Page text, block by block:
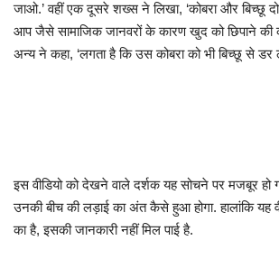
जाओ.’ वहीं एक दूसरे शख्स ने लिखा, ‘कोबरा और बिच्छू
आप जैसे सामाजिक जानवरों के कारण खुद को छिपाने की
अन्य ने कहा, ‘लगता है कि उस कोबरा को भी बिच्छू से डर
इस वीडियो को देखने वाले दर्शक यह सोचने पर मजबूर
उनकी बीच की लड़ाई का अंत कैसे हुआ होगा. हालांकि यह
का है, इसकी जानकारी नहीं मिल पाई है.